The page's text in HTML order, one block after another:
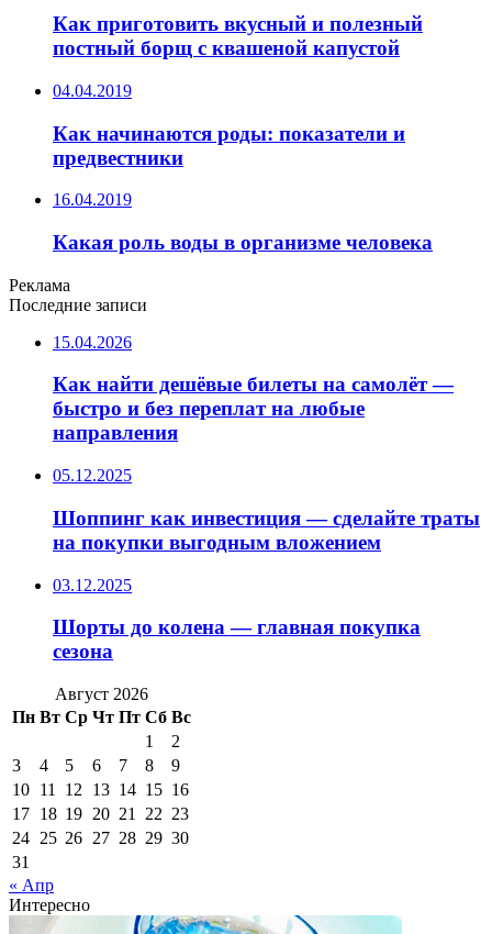
Как приготовить вкусный и полезный
постный борщ с квашеной капустой
04.04.2019
Как начинаются роды: показатели и
предвестники
16.04.2019
Какая роль воды в организме человека
Реклама
Последние записи
15.04.2026
Как найти дешёвые билеты на самолёт —
быстро и без переплат на любые
направления
05.12.2025
Шоппинг как инвестиция — сделайте траты
на покупки выгодным вложением
03.12.2025
Шорты до колена — главная покупка
сезона
Август 2026
Пн Вт Ср Чт Пт Сб Вс
1
2
3
4 5 6 7 8
9
10 11 12 13 14 15 16
17 18 19 20 21 22 23
24 25 26 27 28 29 30
31
« Апр
Интересно